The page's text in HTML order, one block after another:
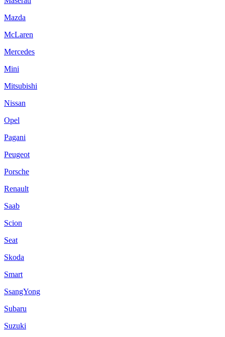
Mazda
McLaren
Mercedes
Mini
Mitsubishi
Nissan
Opel
Pagani
Peugeot
Porsche
Renault
Saab
Scion
Seat
Skoda
Smart
SsangYong
Subaru
Suzuki